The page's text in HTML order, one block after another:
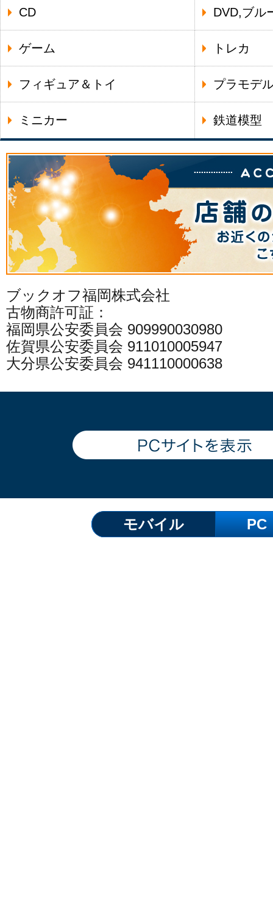
CD DVD,ブル
ゲーム トレカ
フィギュア＆トイ プラモデ
ミニカー 鉄道模型
ブックオフ福岡株式会社
古物商許可証：
福岡県公安委員会 909990030980
佐賀県公安委員会 911010005947
大分県公安委員会 941110000638
モバイル PC